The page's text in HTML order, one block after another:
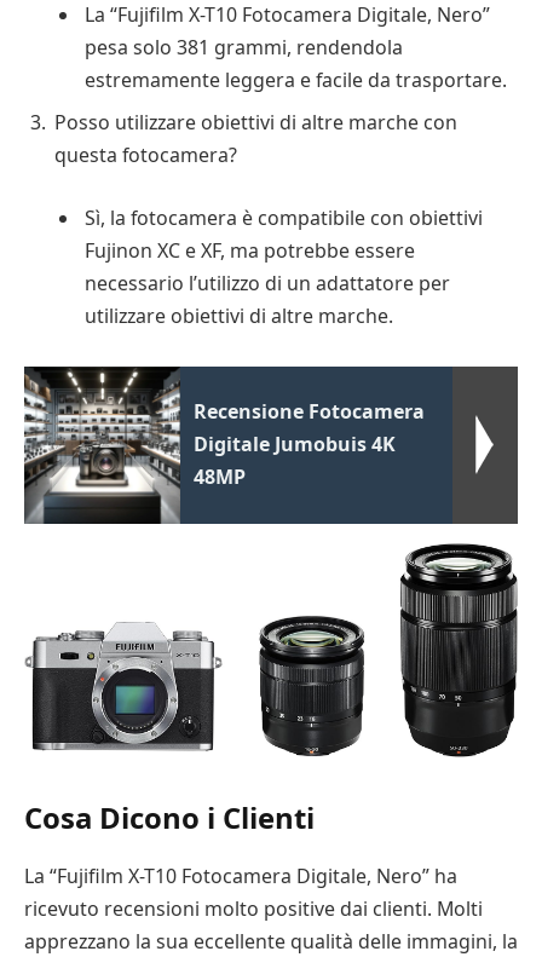
La “Fujifilm X-T10 Fotocamera Digitale, Nero”
pesa solo 381 grammi, rendendola
estremamente leggera e facile da trasportare.
Posso utilizzare obiettivi di altre marche con
questa fotocamera?
Sì, la fotocamera è compatibile con obiettivi
Fujinon XC e XF, ma potrebbe essere
necessario l’utilizzo di un adattatore per
utilizzare obiettivi di altre marche.
Recensione Fotocamera
Digitale Jumobuis 4K
48MP
Cosa Dicono i Clienti
La “Fujifilm X-T10 Fotocamera Digitale, Nero” ha
ricevuto recensioni molto positive dai clienti. Molti
apprezzano la sua eccellente qualità delle immagini, la